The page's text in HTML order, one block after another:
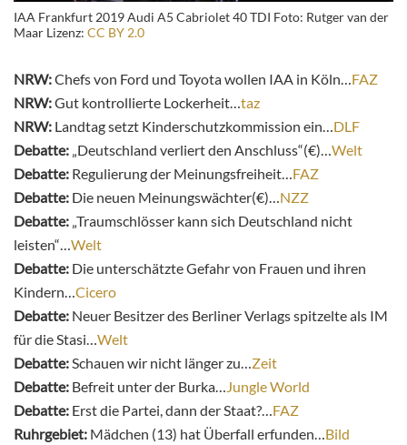
IAA Frankfurt 2019 Audi A5 Cabriolet 40 TDI Foto: Rutger van der
Maar Lizenz: CC BY 2.0
NRW:Chefs von Ford und Toyota wollen IAA in Köln… FAZ
NRW:Gut kontrollierte Lockerheit… taz
NRW: Landtag setzt Kinderschutzkommission ein… DLF
Debatte: „Deutschland verliert den Anschluss“(€)… Welt
Debatte: Regulierung der Meinungsfreiheit… FAZ
Debatte: Die neuen Meinungswächter(€)… NZZ
Debatte: „Traumschlösser kann sich Deutschland nicht
leisten“… Welt
Debatte: Die unterschätzte Gefahr von Frauen und ihren
Kindern… Cicero
Debatte: Neuer Besitzer des Berliner Verlags spitzelte als IM
für die Stasi… Welt
Debatte: Schauen wir nicht länger zu… Zeit
Debatte: Befreit unter der Burka…
Jungle World
Debatte: Erst die Partei, dann der Staat?… FAZ
Ruhrgebiet: Mädchen (13) hat Überfall erfunden… Bild